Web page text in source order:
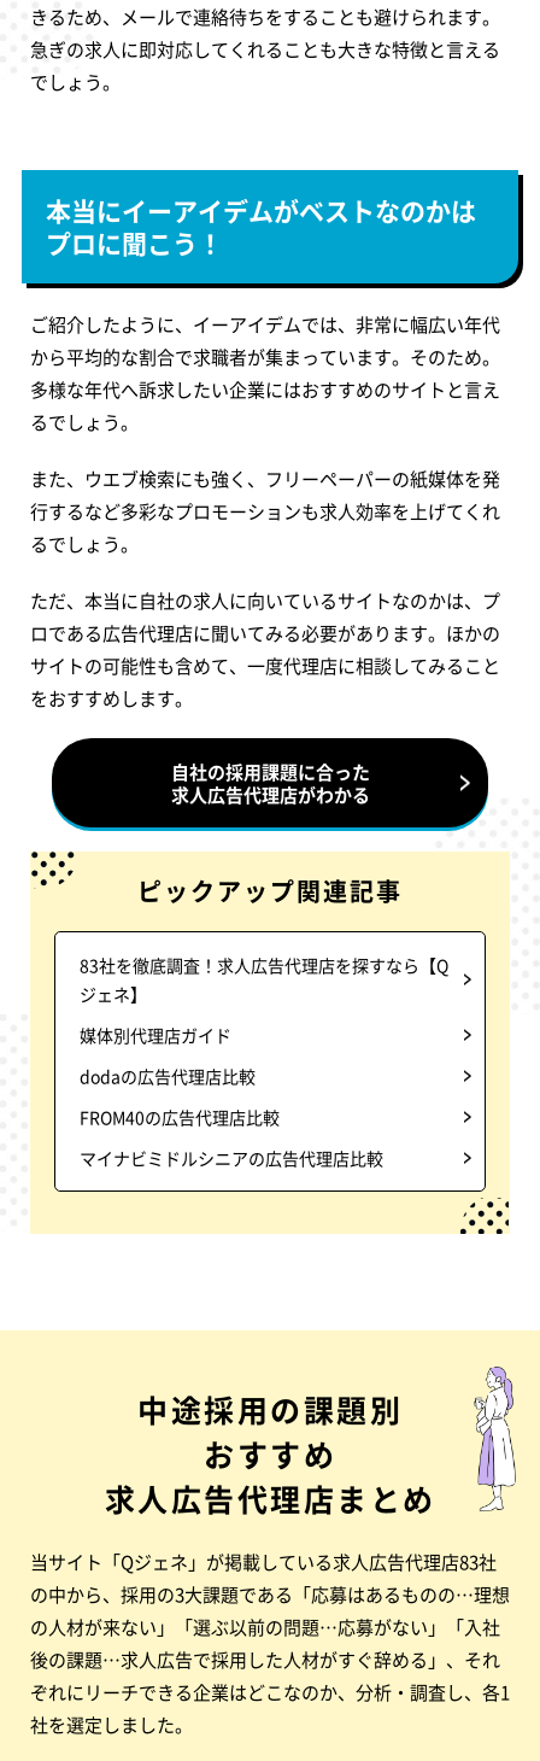
きるため、メールで連絡待ちをすることも避けられます。
急ぎの求人に即対応してくれることも大きな特徴と言える
でしょう。
本当にイーアイデムがベストなのかは
プロに聞こう！
ご紹介したように、イーアイデムでは、非常に幅広い年代
から平均的な割合で求職者が集まっています。そのため。
多様な年代へ訴求したい企業にはおすすめのサイトと言え
るでしょう。
また、ウエブ検索にも強く、フリーペーパーの紙媒体を発
行するなど多彩なプロモーションも求人効率を上げてくれ
るでしょう。
ただ、本当に自社の求人に向いているサイトなのかは、プ
ロである広告代理店に聞いてみる必要があります。ほかの
サイトの可能性も含めて、一度代理店に相談してみること
をおすすめします。
自社の採用課題に合った
求人広告代理店がわかる
ピックアップ関連記事
83社を徹底調査！求人広告代理店を探すなら【Q
ジェネ】
媒体別代理店ガイド
dodaの広告代理店比較
FROM40の広告代理店比較
マイナビミドルシニアの広告代理店比較
中途採用の課題別
おすすめ
求人広告代理店まとめ
当サイト「Qジェネ」が掲載している求人広告代理店83社
の中から、採用の3大課題である「応募はあるものの…理想
の人材が来ない」「選ぶ以前の問題…応募がない」「入社
後の課題…求人広告で採用した人材がすぐ辞める」、それ
ぞれにリーチできる企業はどこなのか、分析・調査し、各1
社を選定しました。